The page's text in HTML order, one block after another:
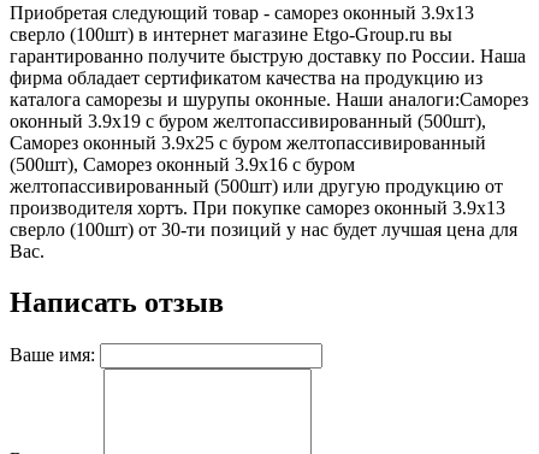
Приобретая следующий товар - саморез оконный 3.9х13
сверло (100шт) в интернет магазине Etgo-Group.ru вы
гарантированно получите быструю доставку по России. Наша
фирма обладает сертификатом качества на продукцию из
каталога саморезы и шурупы оконные. Наши аналоги:Саморез
оконный 3.9х19 с буром желтопассивированный (500шт),
Саморез оконный 3.9х25 с буром желтопассивированный
(500шт), Саморез оконный 3.9х16 с буром
желтопассивированный (500шт) или другую продукцию от
производителя хортъ. При покупке саморез оконный 3.9х13
сверло (100шт) от 30-ти позиций у нас будет лучшая цена для
Вас.
Написать отзыв
Ваше имя: